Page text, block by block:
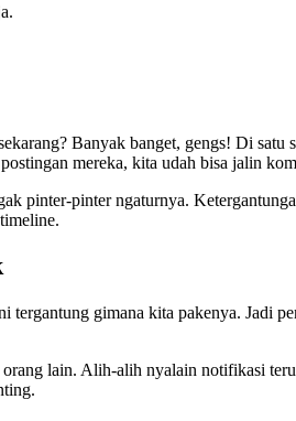
Banyak banget, gengs! Di
mereka, kita udah bisa jalin
pinter-pinter ngaturnya.
tergantung gimana kita pakenya. Jadi
lain. Alih-alih nyalain notifikasi